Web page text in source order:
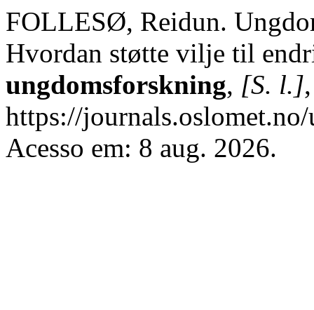
FOLLESØ, Reidun.
Hvordan støtte vilje til
ungdomsforskning, [S. l.]
https://
Acesso em: 8 aug. 2026.